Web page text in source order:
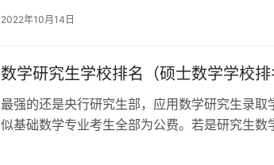
2022年10月14日
数学研究生学校排名（硕士数学学校排
最强的还是央行研究生部，应用数学研究生录
似基础数学专业考生全部为公费。若是研究生数